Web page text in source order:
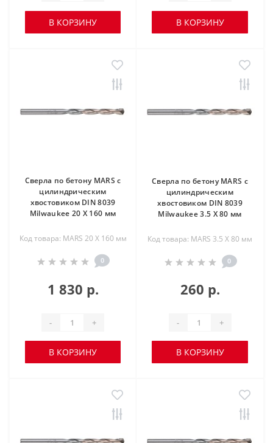
В КОРЗИНУ В КОРЗИНУ
Сверла по бетону MARS с
цилиндрическим
хвостовиком DIN 8039
Milwaukee 20 X 160 мм
Код товара: MARS 20 X 160 мм
0
1 830 р.
- +
В КОРЗИНУ
Сверла по бетону MARS с
цилиндрическим
хвостовиком DIN 8039
Milwaukee 3.5 X 80 мм
Код товара: MARS 3.5 X 80 мм
0
260 р.
- +
В КОРЗИНУ